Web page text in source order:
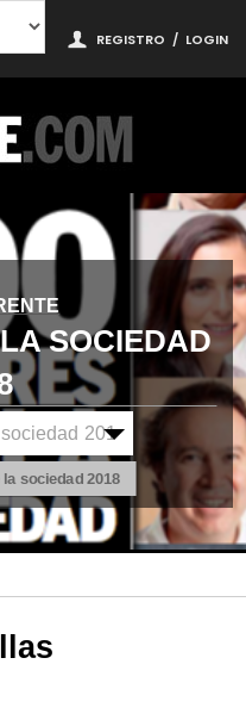
REGISTRO / LOGIN
SOCIEDAD
sociedad 2018